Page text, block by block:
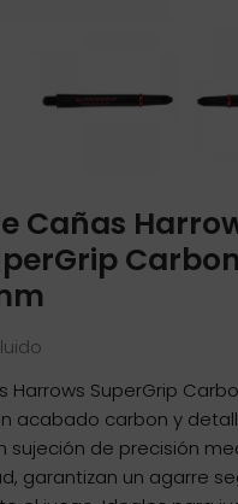
Cañas
Harrows SuperGrip
acabado carbon y
sujeción de precisión
garantizan un agarre